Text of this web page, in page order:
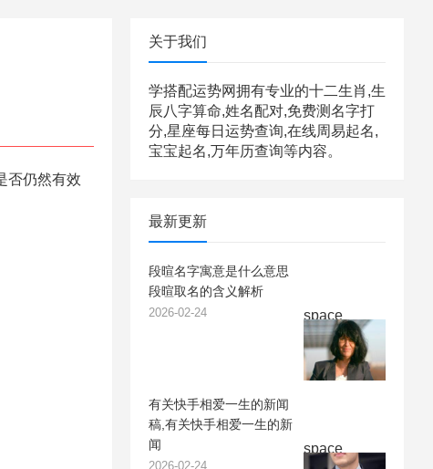
否仍然有效
关于我们
学搭配运势网拥有专业的十二生肖,生
辰八字算命,姓名配对,免费测名字打
分,星座每日运势查询,在线周易起名,
宝宝起名,万年历查询等内容。
最新更新
space
段暄名字寓意是什么意思
段暄取名的含义解析
2026-02-24
space
有关快手相爱一生的新闻
稿,有关快手相爱一生的新
闻
2026-02-24